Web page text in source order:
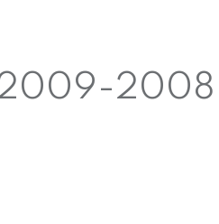
2009-2008